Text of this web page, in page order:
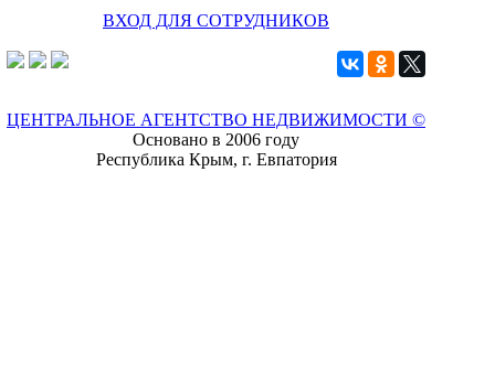
ВХОД ДЛЯ СОТРУДНИКОВ
ЦЕНТРАЛЬНОЕ АГЕНТСТВО НЕДВИЖИМОСТИ ©
Основано в 2006 году
Республика Крым, г. Евпатория